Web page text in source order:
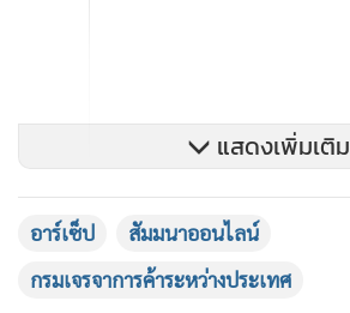
แสดงเพิ่มเติม
อาร์เซ็ป
สัมมนาออนไลน์
กรมเจรจาการค้าระหว่างประเทศ